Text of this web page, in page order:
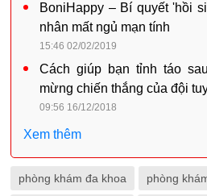
BoniHappy – Bí quyết 'hồi
nhân mất ngủ mạn tính
15:46 02/02/2019
Cách giúp bạn tỉnh táo
mừng chiến thắng của đội
09:56 16/12/2018
Xem thêm
phòng khám đa khoa phòng